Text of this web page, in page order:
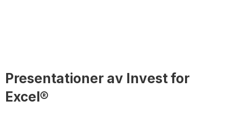
Presentationer av Invest for
Excel®